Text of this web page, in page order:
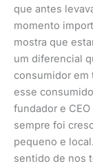
que antes
momento
mostra que
um diferencial
consumidor em
esse
fundador e
sempre foi
pequeno e
sentido de nos